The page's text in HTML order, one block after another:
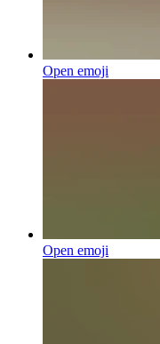
Open emoji
Open emoji